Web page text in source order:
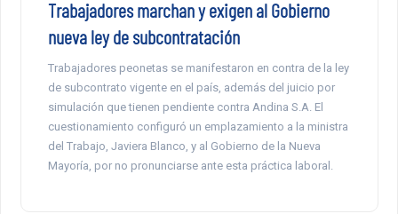
Trabajadores marchan y exigen al Gobierno
nueva ley de subcontratación
Trabajadores peonetas se manifestaron en contra de la ley
de subcontrato vigente en el país, además del juicio por
simulación que tienen pendiente contra Andina S.A. El
cuestionamiento configuró un emplazamiento a la ministra
del Trabajo, Javiera Blanco, y al Gobierno de la Nueva
Mayoría, por no pronunciarse ante esta práctica laboral.